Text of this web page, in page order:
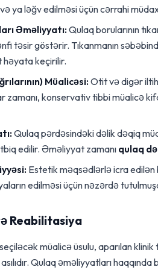
və ya ləğv edilməsi üçün cərrahi
Əməliyyatı:Qulaq borularının
təsir göstərir. Tıkanmanın
həyata keçirilir.
Müalicəsi:Otit və digər
zamanı, konservativ tibbi müalicə
Qulaq pərdəsindəki dəlik dəqiq
edilir. Əməliyyat zamanıqulaq
Estetik məqsədlərlə icra edilən
edilməsi üçün nəzərdə
Reabilitasiya
müalicə üsulu, aparılan
Qulaq əməliyyatları